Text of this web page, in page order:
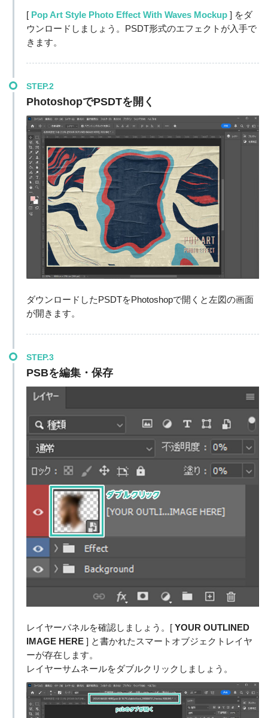
[ Pop Art Style Photo Effect With Waves Mockup] をダ
ウンロードしましょう。PSDT形式のエフェクトが入手で
きます。
STEP.2
PhotoshopでPSDTを開く
ダウンロードしたPSDTをPhotoshopで開くと左図の画面
が開きます。
STEP.3
PSBを編集・保存
レイヤーパネルを確認しましょう。[ YOUR OUTLINED
IMAGE HERE] と書かれたスマートオブジェクトレイヤ
ーが存在します。
レイヤーサムネールをダブルクリックしましょう。